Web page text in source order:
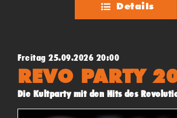
Details
Freitag 25.09.2026 20:00
REVO PARTY
Die Kultparty mit den Hits des